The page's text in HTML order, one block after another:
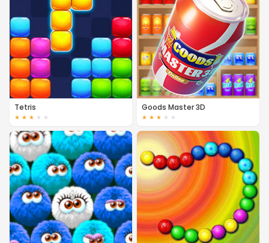
Tetris
★ ★ ★ ★ ★
Goods Master 3D
★ ★ ★ ★ ★